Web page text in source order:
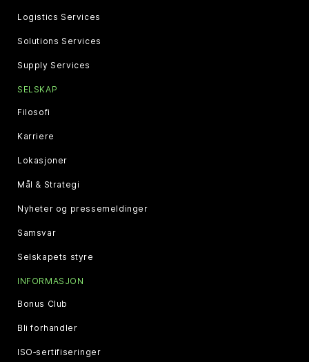
Logistics Services
Solutions Services
Supply Services
SELSKAP
Filosofi
Karriere
Lokasjoner
Mål & Strategi
Nyheter og pressemeldinger
Samsvar
Selskapets styre
INFORMASJON
Bonus Club
Bli forhandler
ISO‑sertifiseringer